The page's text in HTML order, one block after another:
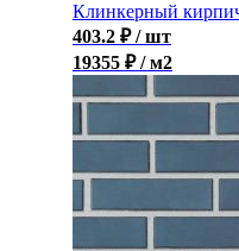
Клинкерный
403.2 ₽ / шт
19355 ₽ / м2